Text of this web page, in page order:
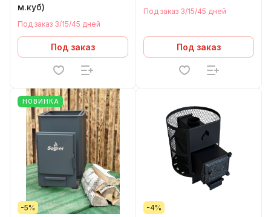
м.куб)
Под заказ 3/15/45 дней
Под заказ
Под заказ 3/15/45 дней
Под заказ
НОВИНКА
-5% -4%